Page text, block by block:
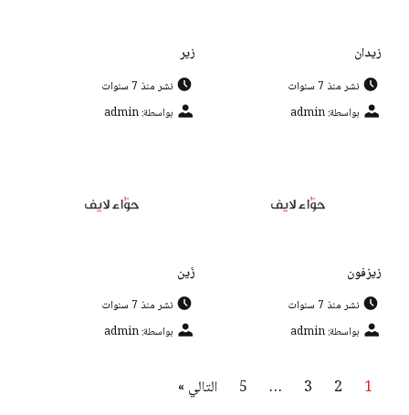
زيدان
نشر منذ 7 سنوات
بواسطة: admin
زير
نشر منذ 7 سنوات
بواسطة: admin
زيزفون
نشر منذ 7 سنوات
بواسطة: admin
زَين
نشر منذ 7 سنوات
بواسطة: admin
1
2
3
…
5 التالي »